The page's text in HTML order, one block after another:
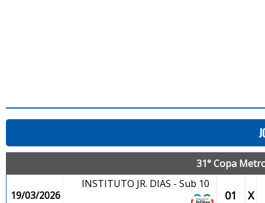
31° Copa
19/03/2026
INSTITUTO JR. DIAS - Sub 10
01 X